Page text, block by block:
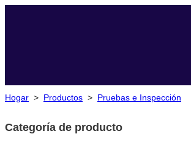
Hogar > Productos > Pruebas e Inspección
Categoría de producto